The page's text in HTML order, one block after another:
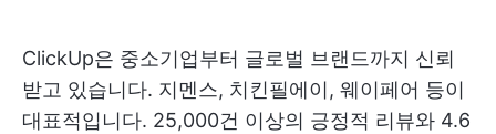
ClickUp은 중소기업부터 글로벌 브랜드까지 신뢰
받고 있습니다. 지멘스, 치킨필에이, 웨이페어 등이
대표적입니다. 25,000건 이상의 긍정적 리뷰와 4.6